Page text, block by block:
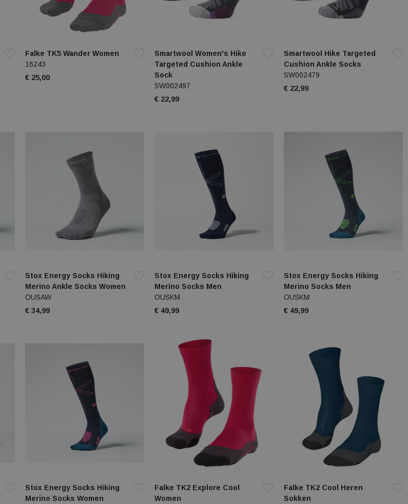
Falke TK5 Wander Women
16243
€ 25,00
Smartwool Women's Hike
Targeted Cushion Ankle
Sock
SW002497
€ 22,99
Smartwool Hike Targeted
Cushion Ankle Socks
SW002479
€ 22,99
Stox Energy Socks Hiking
Merino Ankle Socks Women
OUSAW
€ 34,99
Stox Energy Socks Hiking
Merino Socks Men
OUSKM
€ 49,99
Stox Energy Socks Hiking
Merino Socks Men
OUSKM
€ 49,99
Stox Energy Socks Hiking
Merino Socks Women
Falke TK2 Explore Cool
Women
Falke TK2 Cool Heren
Sokken